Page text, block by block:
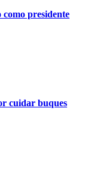
presidente
cuidar buques